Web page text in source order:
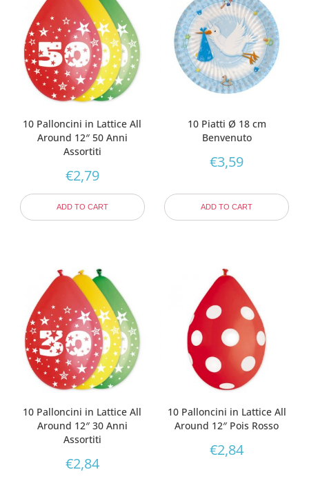
10 Palloncini in Lattice All
Around 12″ 50 Anni
Assortiti
€2,79
ADD TO CART
10 Piatti Ø 18 cm
Benvenuto
€3,59
ADD TO CART
10 Palloncini in Lattice All
Around 12″ 30 Anni
Assortiti
€2,84
10 Palloncini in Lattice All
Around 12″ Pois Rosso
€2,84